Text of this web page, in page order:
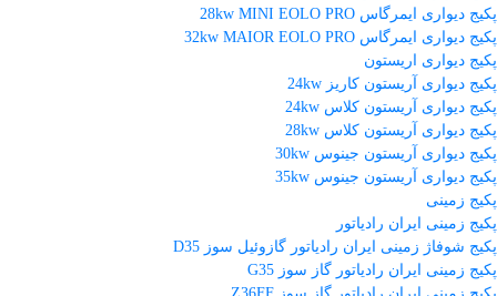
پکیج دیواری ایمرگاس 28kw MINI EOLO PRO
پکیج دیواری ایمرگاس 32kw MAIOR EOLO PRO
پکیج دیواری اریستون
پکیج دیواری آریستون کاریز 24kw
پکیج دیواری آریستون کلاس 24kw
پکیج دیواری آریستون کلاس 28kw
پکیج دیواری آریستون جینوس 30kw
پکیج دیواری آریستون جینوس 35kw
پکیج زمینی
پکیج زمینی ایران رادیاتور
پکیج شوفاژ زمینی ایران رادیاتور گازوئیل سوز D35
پکیج زمینی ایران رادیاتور گاز سوز G35